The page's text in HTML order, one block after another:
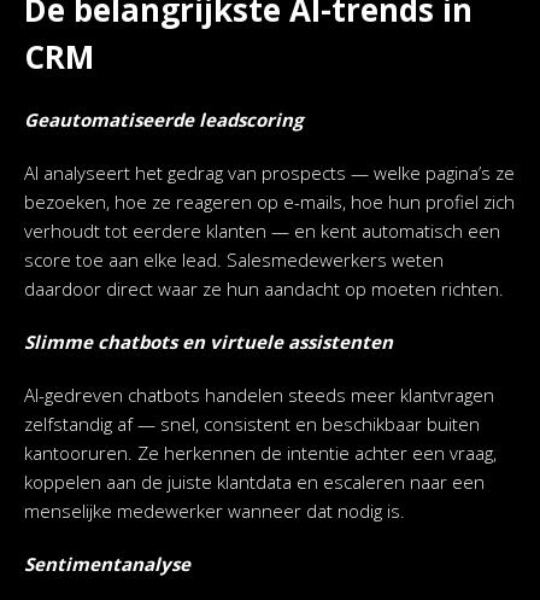
De belangrijkste AI-trends in
CRM
Geautomatiseerde leadscoring
AI analyseert het gedrag van prospects — welke pagina’s ze
bezoeken, hoe ze reageren op e-mails, hoe hun profiel zich
verhoudt tot eerdere klanten — en kent automatisch een
score toe aan elke lead. Salesmedewerkers weten
daardoor direct waar ze hun aandacht op moeten richten.
Slimme chatbots en virtuele assistenten
AI-gedreven chatbots handelen steeds meer klantvragen
zelfstandig af — snel, consistent en beschikbaar buiten
kantooruren. Ze herkennen de intentie achter een vraag,
koppelen aan de juiste klantdata en escaleren naar een
menselijke medewerker wanneer dat nodig is.
Sentimentanalyse